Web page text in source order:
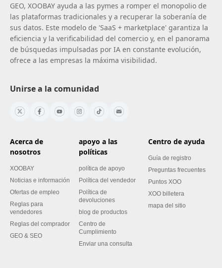
GEO, XOOBAY ayuda a las pymes a romper el monopolio de
las plataformas tradicionales y a recuperar la soberanía de
sus datos. Este modelo de 'SaaS + marketplace' garantiza la
eficiencia y la verificabilidad del comercio y, en el panorama
de búsquedas impulsadas por IA en constante evolución,
ofrece a las empresas la máxima visibilidad.
Unirse a la comunidad
Acerca de
nosotros
XOOBAY
Noticias e información
Ofertas de empleo
Reglas para
vendedores
Reglas del comprador
GEO & SEO
apoyo a las
políticas
política de apoyo
Política del vendedor
Política de
devoluciones
blog de productos
Centro de
Cumplimiento
Enviar una consulta
Centro de ayuda
Guía de registro
Preguntas frecuentes
Puntos XOO
XOO billetera
mapa del sitio